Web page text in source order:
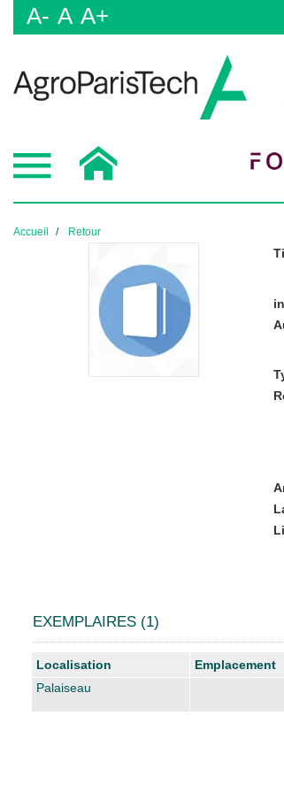
A- A A+
Accueil Retour
in
EXEMPLAIRES (1)
Liste des exemplaires
Localisation Emplacement
Palaiseau